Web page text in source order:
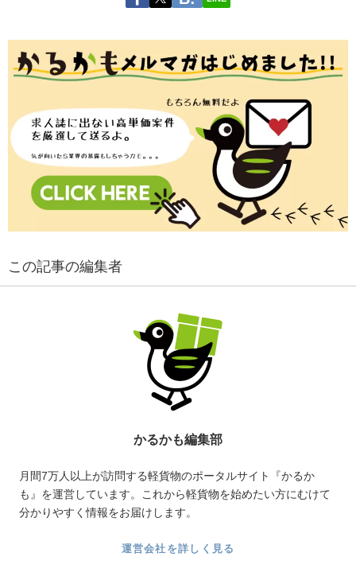
この記事の編集者
かるかも編集部
月間7万人以上が訪問する軽貨物のポータルサイト『かるか
も』を運営しています。これから軽貨物を始めたい方にむけて
分かりやすく情報をお届けします。
運営会社を詳しく見る